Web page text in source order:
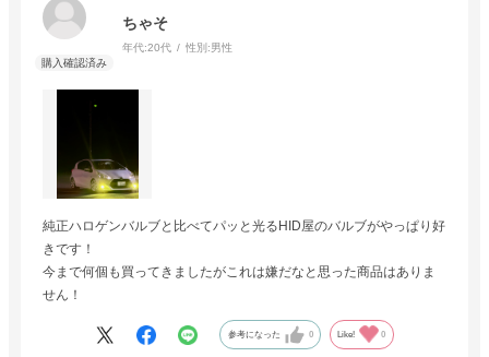
ちゃそ
年代:20代 性別:男性
純正ハロゲンバルブと比べてパッと光るHID屋のバルブがやっぱり好
きです！
今まで何個も買ってきましたがこれは嫌だなと思った商品はありま
せん！
参考になった 0 Like! 0